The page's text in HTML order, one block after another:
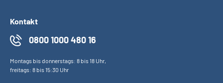
Kontakt
0800 1000 480 16
Montags bis donnerstags: 8 bis 18 Uhr,
freitags: 8 bis 15:30 Uhr